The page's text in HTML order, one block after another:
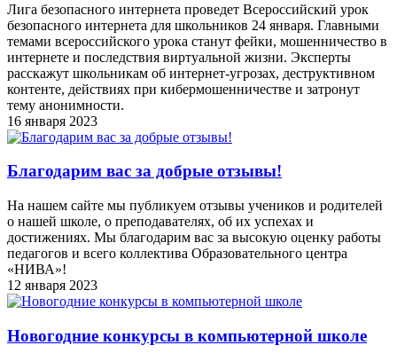
Лига безопасного интернета проведет Всероссийский урок
безопасного интернета для школьников 24 января. Главными
темами всероссийского урока станут фейки, мошенничество в
интернете и последствия виртуальной жизни. Эксперты
расскажут школьникам об интернет-угрозах, деструктивном
контенте, действиях при кибермошенничестве и затронут
тему анонимности.
16 января 2023
Благодарим вас за добрые отзывы!
На нашем сайте мы публикуем отзывы учеников и родителей
о нашей школе, о преподавателях, об их успехах и
достижениях. Мы благодарим вас за высокую оценку работы
педагогов и всего коллектива Образовательного центра
«НИВА»!
12 января 2023
Новогодние конкурсы в компьютерной школе